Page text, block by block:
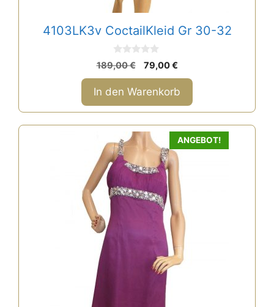
4103LK3v CoctailKleid Gr 30-32
0
v
o
n
5
189,00€
Ursprünglicher
Preis
war:
189,00 €
79,00€Aktueller
Preis
ist:
79,00 €.
In den Warenkorb
ANGEBOT!